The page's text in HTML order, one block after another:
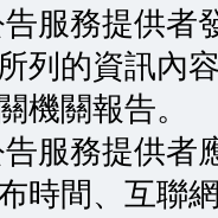
服務提供者
列的資訊內
機關報告。
服務提供者
時間、互聯